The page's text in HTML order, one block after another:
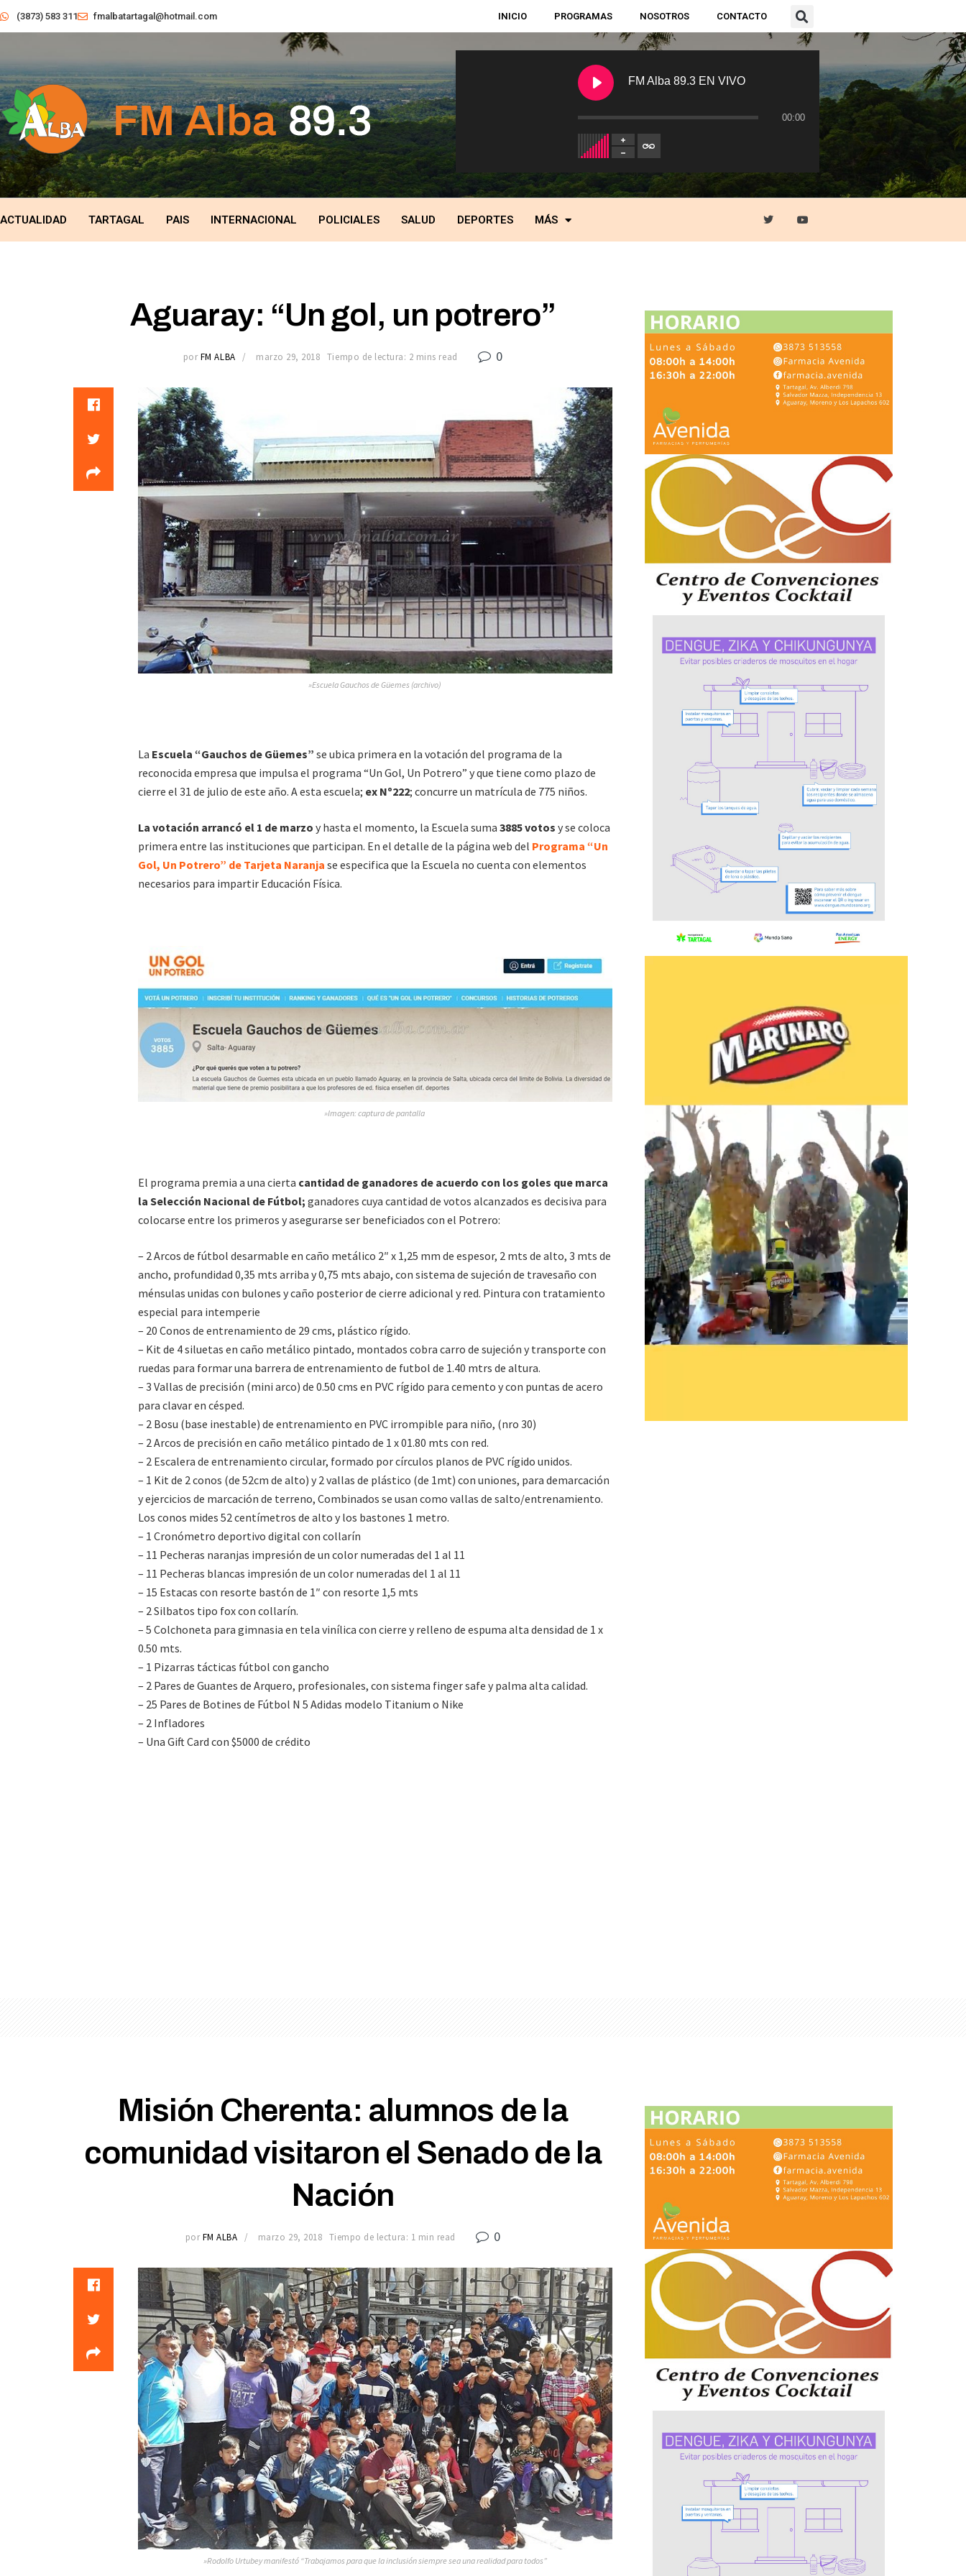
(3873) 583 311 fmalbatartagal@hotmail.com INICIO PROGRAMAS NOSOTROS CONTACTO
FM Alba 89.3 EN VIVO
00:00
ACTUALIDAD TARTAGAL PAIS INTERNACIONAL POLICIALES SALUD DEPORTES MÁS
Aguaray: “Un gol, un potrero”
por FM ALBA marzo 29, 2018 Tiempo de lectura: 2 mins read 0
»Escuela Gauchos de Güemes (archivo)
La Escuela “Gauchos de Güemes” se ubica primera en la votación del programa de la
reconocida empresa que impulsa el programa “Un Gol, Un Potrero” y que tiene como plazo de
cierre el 31 de julio de este año. A esta escuela; ex Nº222; concurre un matrícula de 775 niños.
La votación arrancó el 1 de marzo y hasta el momento, la Escuela suma 3885 votos y se coloca
primera entre las instituciones que participan. En el detalle de la página web del Programa “Un
Gol, Un Potrero” de Tarjeta Naranja se especifica que la Escuela no cuenta con elementos
necesarios para impartir Educación Física.
»Imagen: captura de pantalla
El programa premia a una cierta cantidad de ganadores de acuerdo con los goles que marca
la Selección Nacional de Fútbol; ganadores cuya cantidad de votos alcanzados es decisiva para
colocarse entre los primeros y asegurarse ser beneficiados con el Potrero:
– 2 Arcos de fútbol desarmable en caño metálico 2″ x 1,25 mm de espesor, 2 mts de alto, 3 mts de
ancho, profundidad 0,35 mts arriba y 0,75 mts abajo, con sistema de sujeción de travesaño con
ménsulas unidas con bulones y caño posterior de cierre adicional y red. Pintura con tratamiento
especial para intemperie
– 20 Conos de entrenamiento de 29 cms, plástico rígido.
– Kit de 4 siluetas en caño metálico pintado, montados cobra carro de sujeción y transporte con
ruedas para formar una barrera de entrenamiento de futbol de 1.40 mtrs de altura.
– 3 Vallas de precisión (mini arco) de 0.50 cms en PVC rígido para cemento y con puntas de acero
para clavar en césped.
– 2 Bosu (base inestable) de entrenamiento en PVC irrompible para niño, (nro 30)
– 2 Arcos de precisión en caño metálico pintado de 1 x 01.80 mts con red.
– 2 Escalera de entrenamiento circular, formado por círculos planos de PVC rígido unidos.
– 1 Kit de 2 conos (de 52cm de alto) y 2 vallas de plástico (de 1mt) con uniones, para demarcación
y ejercicios de marcación de terreno, Combinados se usan como vallas de salto/entrenamiento.
Los conos mides 52 centímetros de alto y los bastones 1 metro.
– 1 Cronómetro deportivo digital con collarín
– 11 Pecheras naranjas impresión de un color numeradas del 1 al 11
– 11 Pecheras blancas impresión de un color numeradas del 1 al 11
– 15 Estacas con resorte bastón de 1″ con resorte 1,5 mts
– 2 Silbatos tipo fox con collarín.
– 5 Colchoneta para gimnasia en tela vinílica con cierre y relleno de espuma alta densidad de 1 x
0.50 mts.
– 1 Pizarras tácticas fútbol con gancho
– 2 Pares de Guantes de Arquero, profesionales, con sistema finger safe y palma alta calidad.
– 25 Pares de Botines de Fútbol N 5 Adidas modelo Titanium o Nike
– 2 Infladores
– Una Gift Card con $5000 de crédito
Misión Cherenta: alumnos de la
comunidad visitaron el Senado de la
Nación
por FM ALBA marzo 29, 2018 Tiempo de lectura: 1 min read 0
»Rodolfo Urtubey manifestó “Trabajamos para que la inclusión siempre sea una realidad para todos”